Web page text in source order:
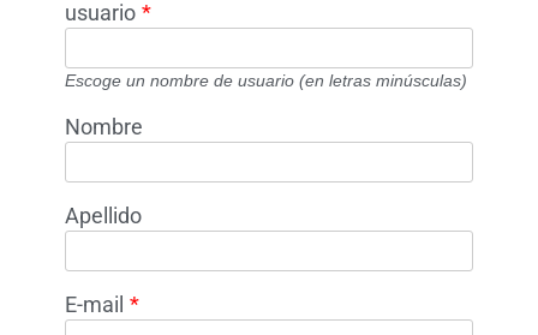
usuario *
Escoge un nombre de usuario (en letras minúsculas)
Nombre
Apellido
E-mail *